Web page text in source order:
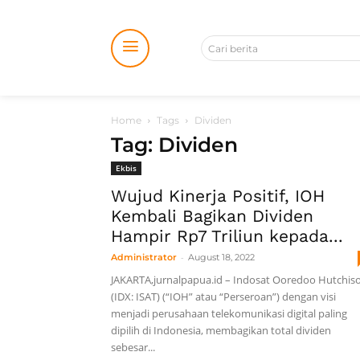
Cari berita
Home Tags Dividen
Tag: Dividen
Ekbis
Wujud Kinerja Positif, IOH
Kembali Bagikan Dividen
Hampir Rp7 Triliun kepada...
Administrator - August 18, 2022
JAKARTA,jurnalpapua.id – Indosat Ooredoo
(IDX: ISAT) (“IOH” atau “Perseroan”) dengan visi
menjadi perusahaan telekomunikasi digital paling
dipilih di Indonesia, membagikan total dividen
sebesar...